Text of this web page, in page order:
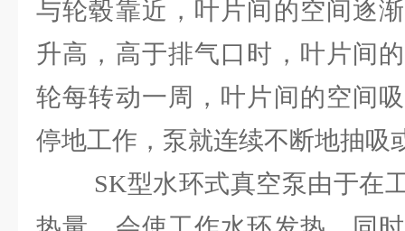
与轮毂靠近，叶片间的空间逐
升高，高于排气口时，叶片间
轮每转动一周，叶片间的空间
停地工作，泵就连续不断地抽吸
SK型水环式真空泵由于在工